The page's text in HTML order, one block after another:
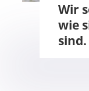
Wir
wie